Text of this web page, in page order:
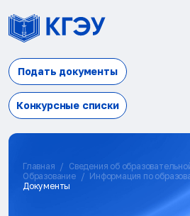
Подать документы
Конкурсные списки
Главная
Сведения об
Образование
Информация по
Документы